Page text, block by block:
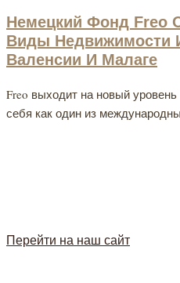
Немецкий Фонд Freo
Виды Недвижимости
Валенсии И Малаге
Freo выходит на новый
себя как один из
Перейти на наш сайт